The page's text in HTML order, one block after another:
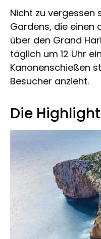
Nicht zu vergessen
Gardens, die einen
über den Grand
täglich um 12 Uhr
Kanonenschießen
Besucher anzieht.
Die